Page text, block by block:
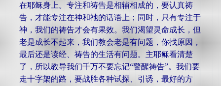
在耶稣身上。专注和祷告是相辅相成的，要认真祷
告，才能专注在神和祂的话语上；同时，只有专注于
神，我们的祷告才会有果效。我们渴望灵命成长，但
老是成长不起来，我们教会老是有问题，你找原因，
最后还是读经、祷告的生活有问题。主耶稣看清楚
了，所以教导我们千万不要忘记“警醒祷告”。我们要
走十字架的路，要战胜各种试探、引诱，最好的方